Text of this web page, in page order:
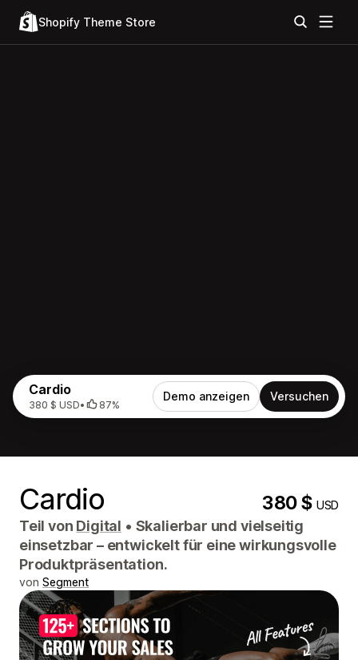
Shopify Theme Store
Cardio
380 $ USD• 87%
Demo anzeigen Versuchen
Cardio 380 $USD
Teil von Digital • Skalierbar und vielseitig
einsetzbar – entwickelt für eine wirkungsvolle
Produktpräsentation.
von Segment